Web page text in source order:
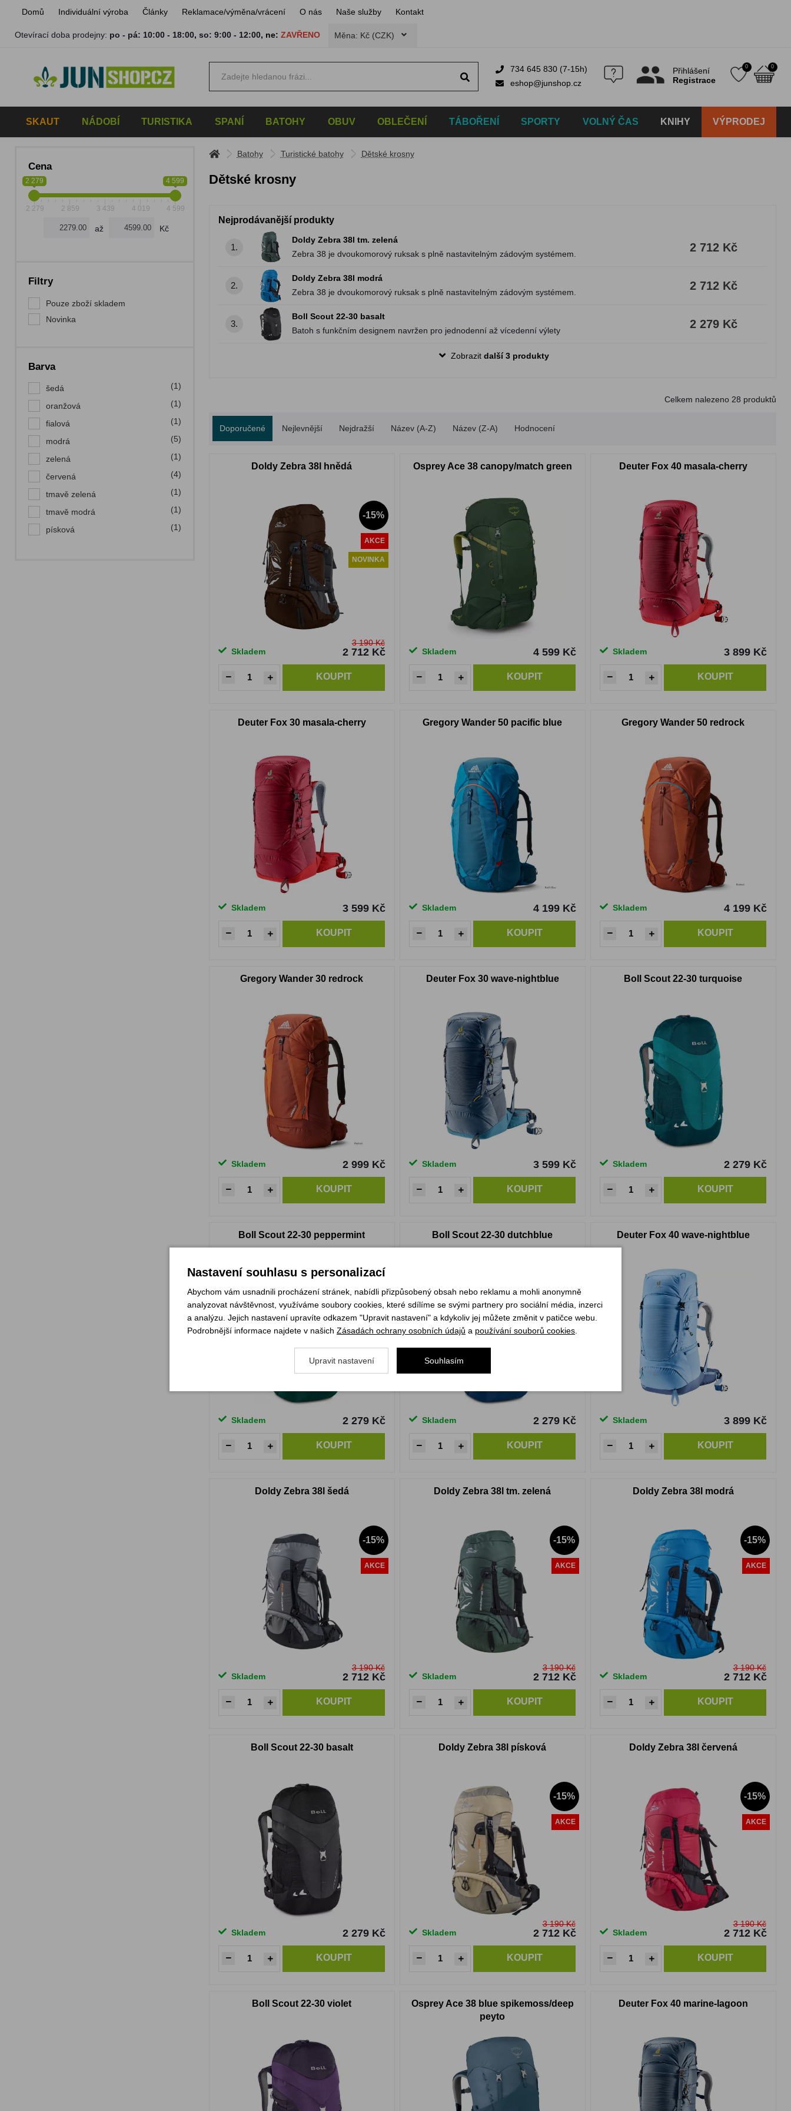
Domů Individuální výroba Články Reklamace/výměna/vrácení O nás Naše služby Kontakt
Otevírací doba prodejny: po - pá: 10:00 - 18:00,so: 9:00 - 12:00, ne: ZAVŘENO Měna: Kč (CZK)
734 645 830 (7-15h)
eshop@junshop.cz
Přihlášení
Registrace
0 0
SKAUT NÁDOBÍ TURISTIKA SPANÍ BATOHY OBUV OBLEČENÍ TÁBOŘENÍ SPORTY VOLNÝ ČAS KNIHY VÝPRODEJ
Cena
2 279 4 599
2 279 2 859 3 439 4 019 4 599
až Kč
Filtry
Pouze zboží skladem
Novinka
Barva
šedá (1)
oranžová (1)
fialová (1)
modrá (5)
zelená (1)
červená (4)
tmavě zelená (1)
tmavě modrá (1)
písková (1)
Batohy Turistické batohy Dětské krosny
Dětské krosny
Nejprodávanější produkty
1.
Doldy Zebra 38l tm. zelená
Zebra 38 je dvoukomorový ruksak s plně nastavitelným zádovým systémem.
2 712 Kč
2.
Doldy Zebra 38l modrá
Zebra 38 je dvoukomorový ruksak s plně nastavitelným zádovým systémem.
2 712 Kč
3.
Boll Scout 22-30 basalt
Batoh s funkčním designem navržen pro jednodenní až vícedenní výlety
2 279 Kč
Zobrazitdalší 3 produkty
Celkem nalezeno 28 produktů
Doporučené Nejlevnější Nejdražší Název (A-Z) Název (Z-A) Hodnocení
Doldy Zebra 38l hnědá
-15%
AKCE
NOVINKA
Skladem
3 190 Kč
2 712 Kč
KOUPIT
Osprey Ace 38 canopy/match green
Skladem 4 599 Kč
KOUPIT
Deuter Fox 40 masala-cherry
Skladem 3 899 Kč
KOUPIT
Deuter Fox 30 masala-cherry
Skladem 3 599 Kč
KOUPIT
Gregory Wander 50 pacific blue
Skladem 4 199 Kč
KOUPIT
Gregory Wander 50 redrock
Skladem 4 199 Kč
KOUPIT
Gregory Wander 30 redrock
Skladem 2 999 Kč
KOUPIT
Deuter Fox 30 wave-nightblue
Skladem 3 599 Kč
KOUPIT
Boll Scout 22-30 turquoise
Skladem 2 279 Kč
KOUPIT
Boll Scout 22-30 peppermint
Skladem 2 279 Kč
KOUPIT
Boll Scout 22-30 dutchblue
Skladem 2 279 Kč
KOUPIT
Deuter Fox 40 wave-nightblue
Skladem 3 899 Kč
KOUPIT
Doldy Zebra 38l šedá
-15%
AKCE
Skladem
3 190 Kč
2 712 Kč
KOUPIT
Doldy Zebra 38l tm. zelená
-15%
AKCE
Skladem
3 190 Kč
2 712 Kč
KOUPIT
Doldy Zebra 38l modrá
-15%
AKCE
Skladem
3 190 Kč
2 712 Kč
KOUPIT
Boll Scout 22-30 basalt
Skladem 2 279 Kč
KOUPIT
Doldy Zebra 38l písková
-15%
AKCE
Skladem
3 190 Kč
2 712 Kč
KOUPIT
Doldy Zebra 38l červená
-15%
AKCE
Skladem
3 190 Kč
2 712 Kč
KOUPIT
Boll Scout 22-30 violet
Osprey Ace 38 blue spikemoss/deep
peyto
Deuter Fox 40 marine-lagoon
Nastavení souhlasu s personalizací
Abychom vám usnadnili procházení stránek, nabídli přizpůsobený obsah nebo reklamu a mohli anonymně
analyzovat návštěvnost, využíváme soubory cookies, které sdílíme se svými partnery pro sociální média, inzerci
a analýzu. Jejich nastavení upravíte odkazem "Upravit nastavení" a kdykoliv jej můžete změnit v patičce webu.
Podrobnější informace najdete v našich Zásadách ochrany osobních údajů a používání souborů cookies
Upravit nastavení Souhlasím